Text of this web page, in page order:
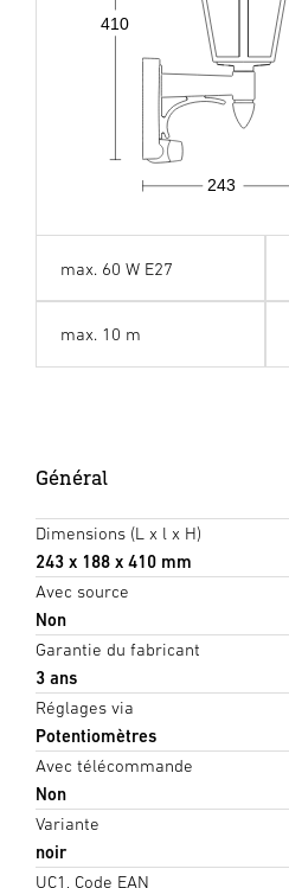
243
410
max. 60 W E27
max. 10 m
Général
Dimensions (L x l x H)
243 x 188 x 410 mm
Avec source
Non
Garantie du fabricant
3 ans
Réglages via
Potentiomètres
Avec télécommande
Non
Variante
noir
UC1, Code EAN